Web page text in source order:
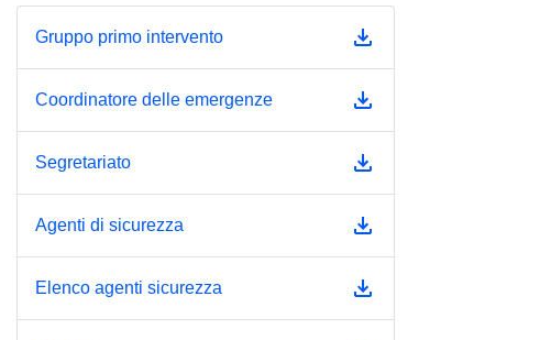
Gruppo primo intervento
Coordinatore delle emergenze
Segretariato
Agenti di sicurezza
Elenco agenti sicurezza